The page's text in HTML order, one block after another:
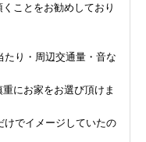
ことをお勧めしており
り・周辺交通量・音な
にお家をお選び頂けま
でイメージしていたの